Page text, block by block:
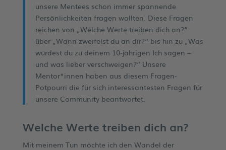
unsere Mentees schon immer spannende
Persönlichkeiten fragen wollten. Diese Fragen
reichen von „Welche Werte treiben dich an?“
über „Wann zweifelst du an dir?“ bis hin zu „Was
würdest du zu deinem 10-jährigen Ich sagen –
und was lieber verschweigen?“ Unsere
Mentor*innen haben aus diesem Fragen-
Potpourri die für sich interessantesten Fragen für
unsere Community beantwortet.
Welche Werte treiben dich an?
Mit meinem Tun möchte ich den Wandel der